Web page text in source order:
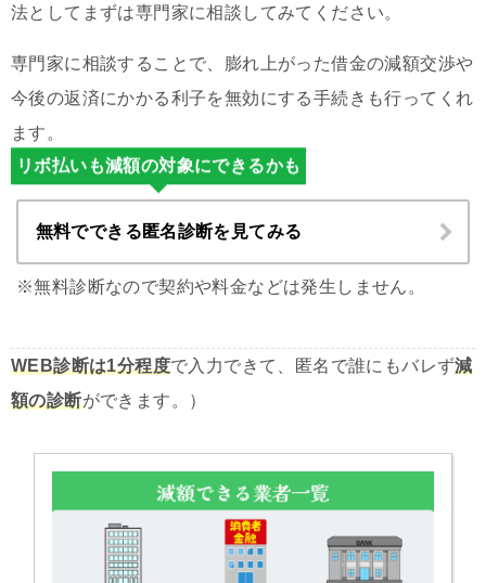
法としてまずは専門家に相談してみてください。
専門家に相談することで、膨れ上がった借金の減額交渉や
今後の返済にかかる利子を無効にする手続きも行ってくれ
ます。
リボ払いも減額の対象にできるかも
無料でできる匿名診断を見てみる
※無料診断なので契約や料金などは発生しません。
WEB診断は1分程度で入力できて、匿名で誰にもバレず減
額の診断ができます。）